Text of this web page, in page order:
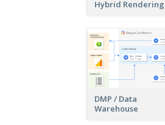
Hybrid Rendering
DMP / Data
Warehouse